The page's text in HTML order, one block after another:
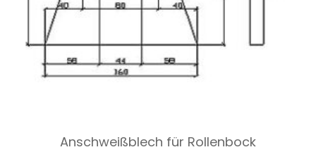
Anschweißblech für Rollenbock